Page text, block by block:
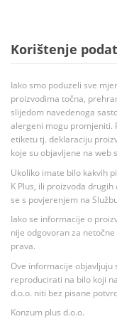
Korištenje
Iako smo poduzeli sve
proizvodima točna,
slijedom navedenoga
alergeni mogu promjeniti.
etiketu tj. deklaraciju
koje su objavljene na web
Ukoliko imate bilo kakvih
K Plus, ili proizvoda
se s povjerenjem na
Iako se informacije o
nije odgovoran za
prava.
Ove informacije objavljuju
reproducirati na bilo koji
d.o.o. niti bez pisane
Konzum plus d.o.o.